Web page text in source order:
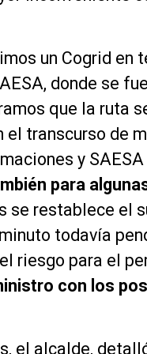
un Cogrid en
donde se
que la ruta
el transcurso de
y
para
se restablece el
todavía
riesgo para el
con los
el alcalde,